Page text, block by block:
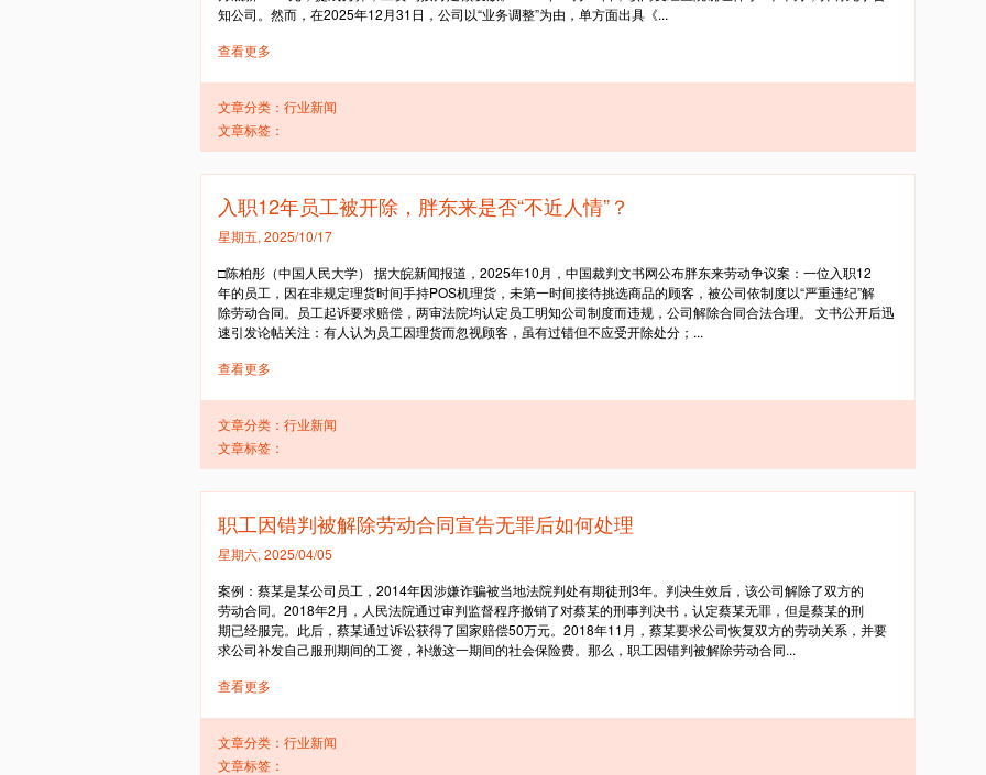
知公司。然而，在2025年12月31日，公司以“业务调整”为由，单方面出具《...
查看更多
文章分类： 行业新闻
文章标签：
入职12年员工被开除，胖东来是否“不近人情”？
星期五, 2025/10/17
□陈柏彤（中国人民大学） 据大皖新闻报道，2025年10月，中国裁判文书网公布胖东来劳动争议案：一位入职12
年的员工，因在非规定理货时间手持POS机理货，未第一时间接待挑选商品的顾客，被公司依制度以“严重违纪”解
除劳动合同。员工起诉要求赔偿，两审法院均认定员工明知公司制度而违规，公司解除合同合法合理。 文书公开后迅
速引发论帖关注：有人认为员工因理货而忽视顾客，虽有过错但不应受开除处分；...
查看更多
文章分类： 行业新闻
文章标签：
职工因错判被解除劳动合同宣告无罪后如何处理
星期六, 2025/04/05
案例：蔡某是某公司员工，2014年因涉嫌诈骗被当地法院判处有期徒刑3年。判决生效后，该公司解除了双方的
劳动合同。2018年2月，人民法院通过审判监督程序撤销了对蔡某的刑事判决书，认定蔡某无罪，但是蔡某的刑
期已经服完。此后，蔡某通过诉讼获得了国家赔偿50万元。2018年11月，蔡某要求公司恢复双方的劳动关系，并要
求公司补发自己服刑期间的工资，补缴这一期间的社会保险费。那么，职工因错判被解除劳动合同...
查看更多
文章分类： 行业新闻
文章标签：